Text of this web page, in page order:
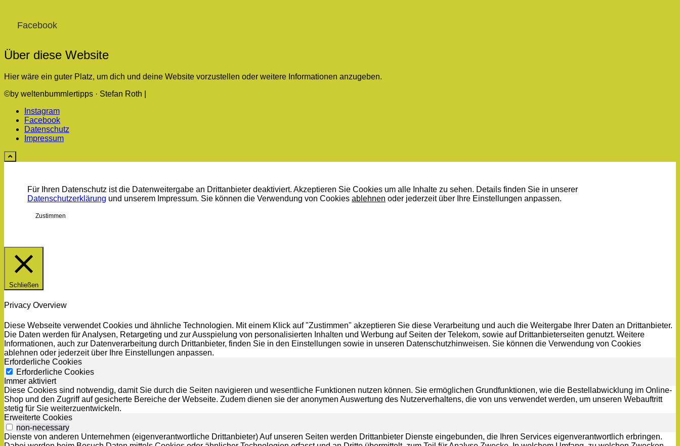
Facebook
Über diese Website
Hier wäre ein guter Platz, um dich und deine Website vorzustellen oder weitere Informationen anzugeben.
©by weltenbummlertipps · Stefan Roth |
Instagram
Facebook
Datenschutz
Impressum
Für Ihren Datenschutz ist die Datenweitergabe an Drittanbieter deaktiviert. Akzeptieren Sie Cookies um alle Inhalte zu sehen. Details finden Sie in unserer
Datenschutzerklärung und unserem Impressum. Sie können die Verwendung von Cookies ablehnen oder jederzeit über Ihre Einstellungen anpassen.
Zustimmen
Schließen
Privacy Overview
Diese Webseite verwendet Cookies und ähnliche Technologien. Mit einem Klick auf "Zustimmen" akzeptieren Sie diese Verarbeitung und auch die Weitergabe Ihrer Daten an Drittanbieter.
Die Daten werden für Analysen, Retargeting und zur Ausspielung von personalisierten Inhalten und Werbung auf Seiten der Telekom, sowie auf Drittanbieterseiten genutzt. Weitere
Informationen, auch zur Datenverarbeitung durch Drittanbieter, finden Sie in den Einstellungen sowie in unseren Datenschutzhinweisen. Sie können die Verwendung von Cookies
ablehnen oder jederzeit über Ihre Einstellungen anpassen.
Erforderliche Cookies
Erforderliche Cookies
Immer aktiviert
Diese Cookies sind notwendig, damit Sie durch die Seiten navigieren und wesentliche Funktionen nutzen können. Sie ermöglichen Grundfunktionen, wie die Bestellabwicklung im Online-
Shop und den Zugriff auf gesicherte Bereiche der Webseite. Zudem dienen sie der anonymen Auswertung des Nutzerverhaltens, die von uns verwendet werden, um unseren Webauftritt
stetig für Sie weiterzuentwickeln.
Erweiterte Cookies
non-necessary
Dienste von anderen Unternehmen (eigenverantwortliche Drittanbieter) Auf unseren Seiten werden Drittanbieter Dienste eingebunden, die Ihren Services eigenverantwortlich erbringen.